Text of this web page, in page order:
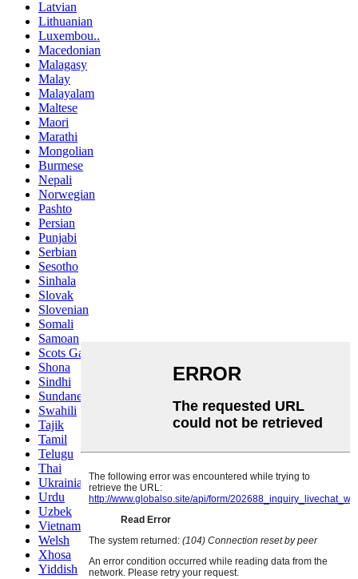
Latvian
Lithuanian
Luxembou..
Macedonian
Malagasy
Malay
Malayalam
Maltese
Maori
Marathi
Mongolian
Burmese
Nepali
Norwegian
Pashto
Persian
Punjabi
Serbian
Sesotho
Sinhala
Slovak
Slovenian
Somali
Samoan
Scots Gaelic
Shona
Sindhi
Sundanese
Swahili
Tajik
Tamil
Telugu
Thai
Ukrainian
Urdu
Uzbek
Vietnamese
Welsh
Xhosa
Yiddish